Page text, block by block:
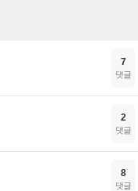
7
댓글
2
댓글
8
댓글